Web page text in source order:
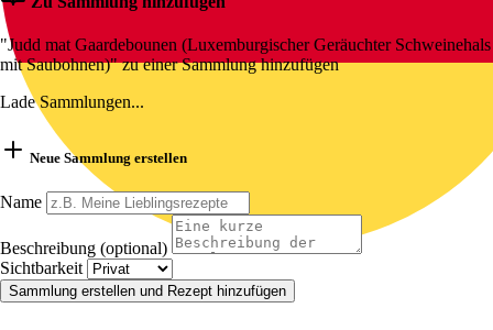
"Judd mat Gaardebounen (Luxemburgischer Geräuchter Schweinehals
mit Saubohnen)" zu einer Sammlung hinzufügen
Lade Sammlungen...
Neue Sammlung erstellen
Name
Beschreibung (optional)
Sichtbarkeit
Sammlung erstellen und Rezept hinzufügen